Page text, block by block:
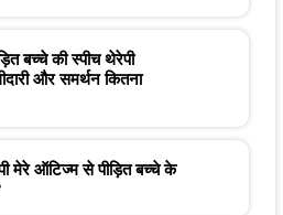
बच्चे की स्पीच थेरेपी
और समर्थन कितना
मेरे ऑटिज्म से पीड़ित बच्चे के